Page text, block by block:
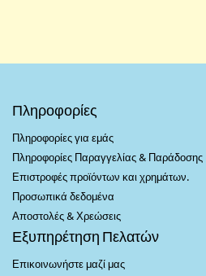
Πληροφορίες
Πληροφορίες για εμάς
Πληροφορίες Παραγγελίας & Παράδοσης
Επιστροφές προϊόντων και χρημάτων.
Προσωπικά δεδομένα
Αποστολές & Χρεώσεις
Εξυπηρέτηση Πελατών
Επικοινωνήστε μαζί μας